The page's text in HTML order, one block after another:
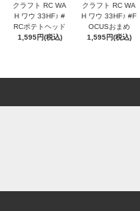
クラフト RC WA
H ワウ 33HF♪ #
RCポテトヘッド
1,595円(税込)
クラフト RC WA
H ワウ 33HF♪ #F
OCUSおまめ
1,595円(税込)